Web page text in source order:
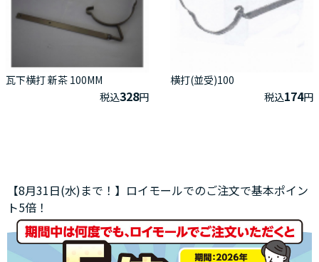
瓦下横打 新茶 100MM
税込328円
横打(並受)100
税込174円
【8月31日(水)まで！】ロイモールでのご注文で基本ポイン
ト5倍！